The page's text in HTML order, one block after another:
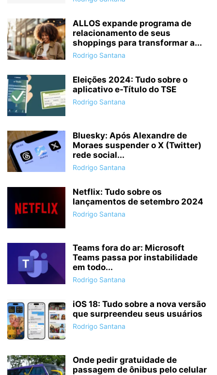
ALLOS expande programa de
relacionamento de seus
shoppings para transformar a...
Rodrigo Santana
Eleições 2024: Tudo sobre o
aplicativo e-Título do TSE
Rodrigo Santana
Bluesky: Após Alexandre de
Moraes suspender o X (Twitter)
rede social...
Rodrigo Santana
Netflix: Tudo sobre os
lançamentos de setembro 2024
Rodrigo Santana
Teams fora do ar: Microsoft
Teams passa por instabilidade
em todo...
Rodrigo Santana
iOS 18: Tudo sobre a nova versão
que surpreendeu seus usuários
Rodrigo Santana
Onde pedir gratuidade de
passagem de ônibus pelo celular